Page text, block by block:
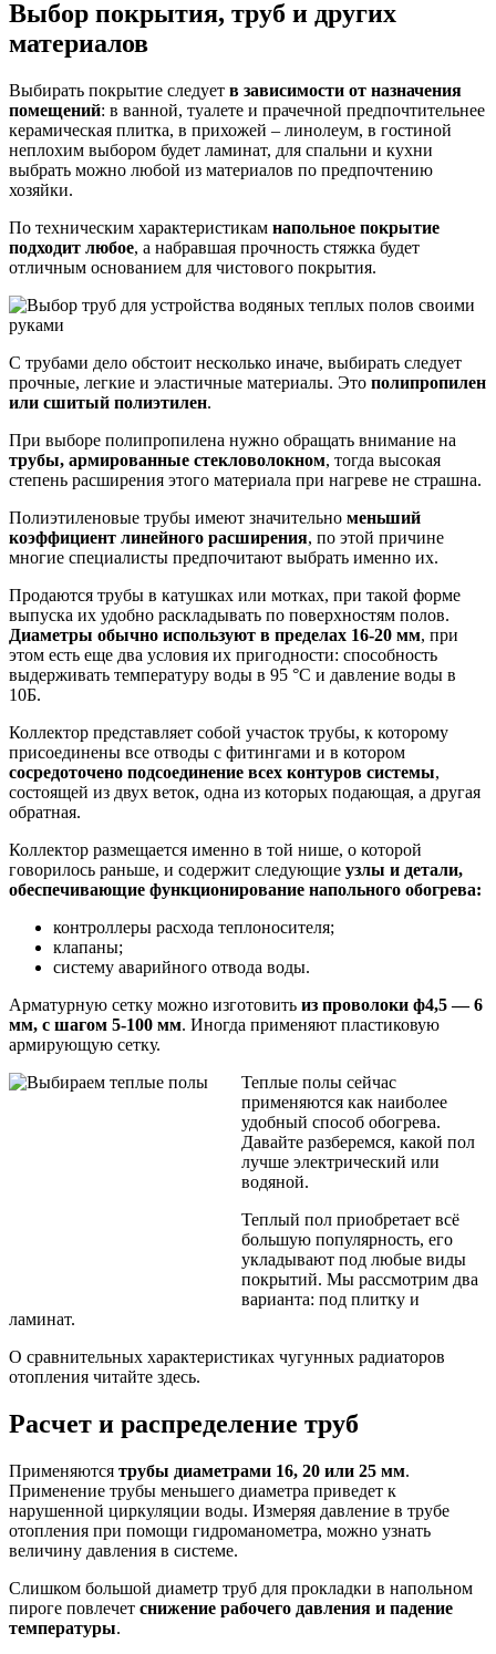
Выбор покрытия, труб и других
материалов
Выбирать покрытие следует в зависимости от назначения
помещений: в ванной, туалете и прачечной предпочтительнее
керамическая плитка, в прихожей – линолеум, в гостиной
неплохим выбором будет ламинат, для спальни и кухни
выбрать можно любой из материалов по предпочтению
хозяйки.
По техническим характеристикам напольное покрытие
подходит любое, а набравшая прочность стяжка будет
отличным основанием для чистового покрытия.
С трубами дело обстоит несколько иначе, выбирать следует
прочные, легкие и эластичные материалы. Это полипропилен
или сшитый полиэтилен.
При выборе полипропилена нужно обращать внимание на
трубы, армированные стекловолокном, тогда высокая
степень расширения этого материала при нагреве не страшна.
Полиэтиленовые трубы имеют значительно меньший
коэффициент линейного расширения, по этой причине
многие специалисты предпочитают выбрать именно их.
Продаются трубы в катушках или мотках, при такой форме
выпуска их удобно раскладывать по поверхностям полов.
Диаметры обычно используют в пределах 16-20 мм, при
этом есть еще два условия их пригодности: способность
выдерживать температуру воды в 95 °С и давление воды в
10Б.
Коллектор представляет собой участок трубы, к которому
присоединены все отводы с фитингами и в котором
сосредоточено подсоединение всех контуров системы,
состоящей из двух веток, одна из которых подающая, а другая
обратная.
Коллектор размещается именно в той нише, о которой
говорилось раньше, и содержит следующие узлы и детали,
обеспечивающие функционирование напольного обогрева:
контроллеры расхода теплоносителя;
клапаны;
систему аварийного отвода воды.
Арматурную сетку можно изготовить из проволоки ф4,5 — 6
мм, с шагом 5-100 мм. Иногда применяют пластиковую
армирующую сетку.
Теплые полы сейчас
применяются как наиболее
удобный способ обогрева.
Давайте разберемся, какой пол
лучше электрический или
водяной.
Теплый пол приобретает всё
большую популярность, его
укладывают под любые виды
покрытий. Мы рассмотрим два
варианта: под плитку и
ламинат.
О сравнительных характеристиках чугунных радиаторов
отопления читайте здесь.
Расчет и распределение труб
Применяются трубы диаметрами 16, 20 или 25 мм.
Применение трубы меньшего диаметра приведет к
нарушенной циркуляции воды. Измеряя давление в трубе
отопления при помощи гидроманометра, можно узнать
величину давления в системе.
Слишком большой диаметр труб для прокладки в напольном
пироге повлечет снижение рабочего давления и падение
температуры.